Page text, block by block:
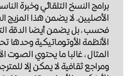
برامج النسخ التلقائي وخبرة
الأصليين. لا يضمن هذا المزيج
فحسب ، بل يضمن أيضا الدقة
الأنظمة الأوتوماتيكية وحدها
المثال ، غالبا ما يحتوي الصوت
ومراجع ثقافية لا يمكن إلا